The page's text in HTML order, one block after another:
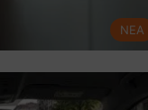
NEA